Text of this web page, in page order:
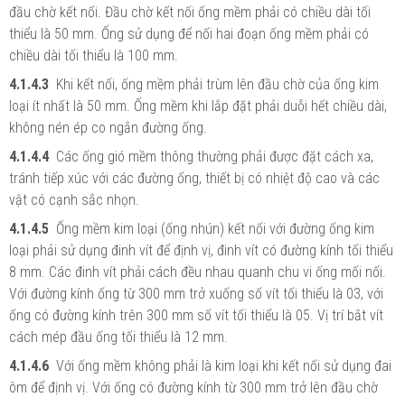
đầu chờ kết nối. Đầu chờ kết nối ống mềm phải có chiều dài tối
thiểu là 50 mm. Ống sử dụng để nối hai đoạn ống mềm phải có
chiều dài tối thiểu là 100 mm.
4.1.4.3 Khi kết nối, ống mềm phải trùm lên đầu chờ của ống kim
loại ít nhất là 50 mm. Ống mềm khi lắp đặt phải duỗi hết chiều dài,
không nén ép co ngắn đường ống.
4.1.4.4 Các ống gió mềm thông thường phải được đặt cách xa,
tránh tiếp xúc với các đường ống, thiết bị có nhiệt độ cao và các
vật có cạnh sắc nhọn.
4.1.4.5 Ống mềm kim loại (ống nhún) kết nối với đường ống kim
loại phải sử dụng đinh vít để định vị, đinh vít có đường kính tối thiểu
8 mm. Các đinh vít phải cách đều nhau quanh chu vi ống mối nối.
Với đường kính ống từ 300 mm trở xuống số vít tối thiểu là 03, với
ống có đường kính trên 300 mm số vít tối thiểu là 05. Vị trí bắt vít
cách mép đầu ống tối thiểu là 12 mm.
4.1.4.6 Với ống mềm không phải là kim loại khi kết nối sử dụng đai
ôm để định vị. Với ống có đường kính từ 300 mm trở lên đầu chờ